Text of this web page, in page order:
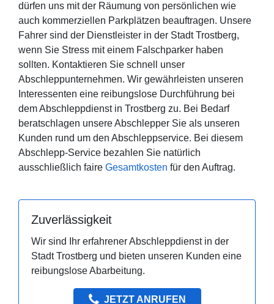
dürfen uns mit der Räumung von persönlichen wie
auch kommerziellen Parkplätzen beauftragen. Unsere
Fahrer sind der Dienstleister in der Stadt Trostberg,
wenn Sie Stress mit einem Falschparker haben
sollten. Kontaktieren Sie schnell unser
Abschleppunternehmen. Wir gewährleisten unseren
Interessenten eine reibungslose Durchführung bei
dem Abschleppdienst in Trostberg zu. Bei Bedarf
beratschlagen unsere Abschlepper Sie als unseren
Kunden rund um den Abschleppservice. Bei diesem
Abschlepp-Service bezahlen Sie natürlich
ausschließlich faire Gesamtkosten für den Auftrag.
Zuverlässigkeit
Wir sind Ihr erfahrener Abschleppdienst in der
Stadt Trostberg und bieten unseren Kunden eine
reibungslose Abarbeitung.
JETZT ANRUFEN